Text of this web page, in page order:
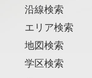
沿線検索
エリア検索
地図検索
学区検索